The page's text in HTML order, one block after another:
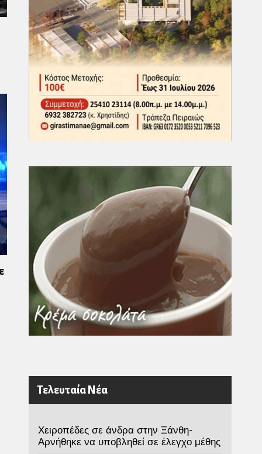
Τελευταία Νέα
Χειροπέδες σε άνδρα στην Ξάνθη-
Αρνήθηκε να υποβληθεί σε έλεγχο μέθης